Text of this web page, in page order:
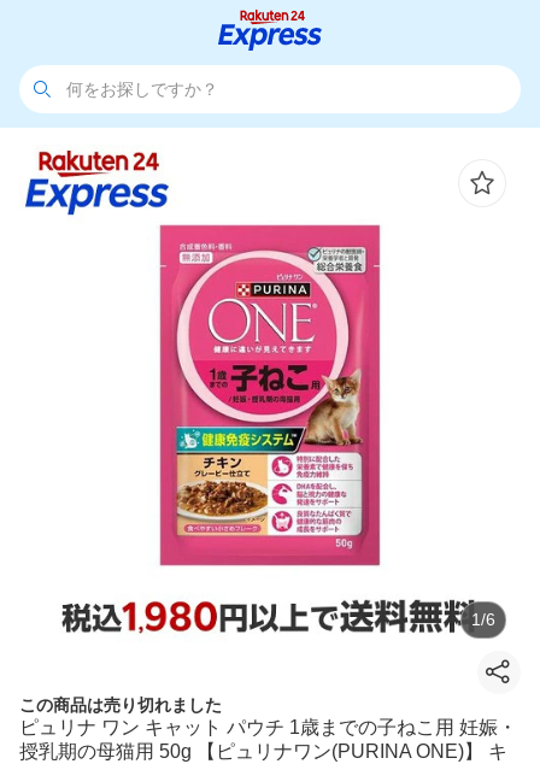
1/6
この商品は売り切れました
ピュリナ ワン キャット パウチ 1歳までの子ねこ用 妊娠・
授乳期の母猫用 50g 【ピュリナワン(PURINA ONE)】 キ